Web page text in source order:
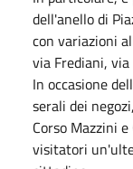
dell'anello di
con variazioni
via Frediani,
In occasione
serali dei
Corso Mazzini
visitatori